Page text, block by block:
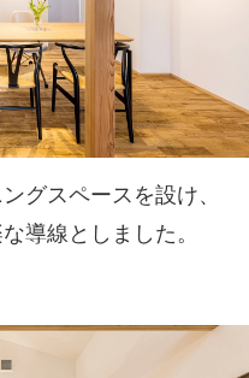
グスペースを設け、
導線としました。